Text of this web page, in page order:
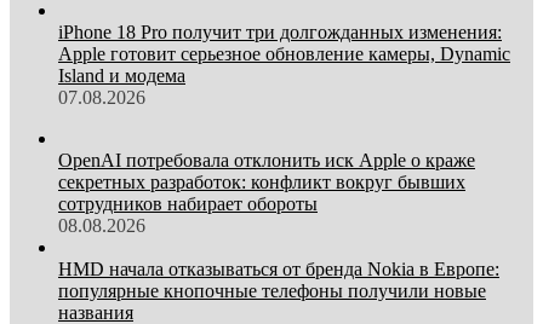
iPhone 18 Pro получит три долгожданных изменения:
Apple готовит серьезное обновление камеры, Dynamic
Island и модема
07.08.2026
OpenAI потребовала отклонить иск Apple о краже
секретных разработок: конфликт вокруг бывших
сотрудников набирает обороты
08.08.2026
HMD начала отказываться от бренда Nokia в Европе:
популярные кнопочные телефоны получили новые
названия